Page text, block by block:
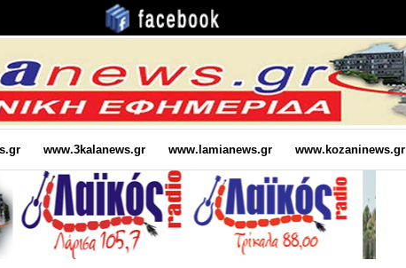
www.3kalanews.gr www.lamianews.gr www.kozaninews.gr